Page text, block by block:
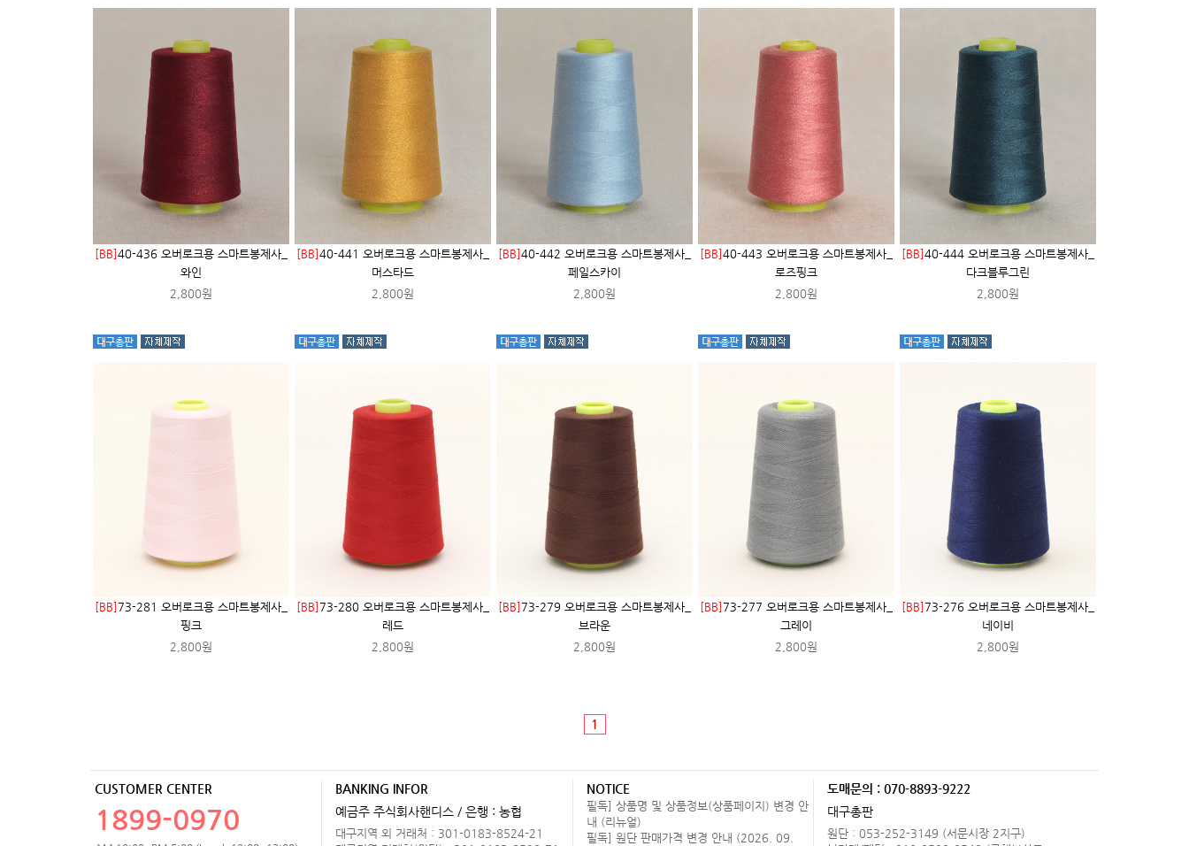
[BB]40-436 오버로크용 스마트봉제사_
와인
2,800원
[BB]40-441 오버로크용 스마트봉제사_
머스타드
2,800원
[BB]40-442 오버로크용 스마트봉제사_
페일스카이
2,800원
[BB]40-443 오버로크용 스마트봉제사_
로즈핑크
2,800원
[BB]40-444 오버로크용 스마트봉제사_
다크블루그린
2,800원
[BB] 73-281 오버로크용 스마트봉제사_
핑크
2,800원
[BB] 73-280 오버로크용 스마트봉제사_
레드
2,800원
[BB] 73-279 오버로크용 스마트봉제사_
브라운
2,800원
[BB] 73-277 오버로크용 스마트봉제사_
그레이
2,800원
[BB] 73-276 오버로크용 스마트봉제사_
네이비
2,800원
1
CUSTOMER CENTER
1899-0970
BANKING INFOR
예금주 주식회사핸디스 / 은행 : 농협
대구지역 외 거래처 : 301-0183-8524-21
NOTICE
필독] 상품명 및 상품정보(상품페이지) 변경 안
내 (리뉴얼)
필독] 원단 판매가격 변경 안내 (2026. 09.
도매문의 : 070-8893-9222
대구총판
원단 : 053-252-3149 (서문시장 2지구)